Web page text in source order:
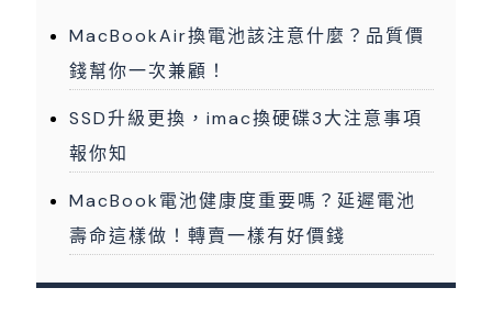
MacBookAir換電池該注意什麼？品質價
錢幫你一次兼顧！
SSD升級更換，imac換硬碟3大注意事項
報你知
MacBook電池健康度重要嗎？延遲電池
壽命這樣做！轉賣一樣有好價錢